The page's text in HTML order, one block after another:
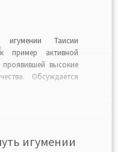
игумении Таисии
пример активной
высокие
Обсуждается
[…]игумении